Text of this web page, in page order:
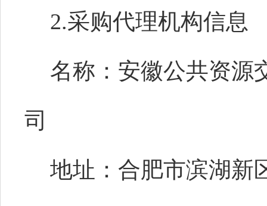
2.采购代理机构信息
名称：安徽公共资源
司
地址：合肥市滨湖新